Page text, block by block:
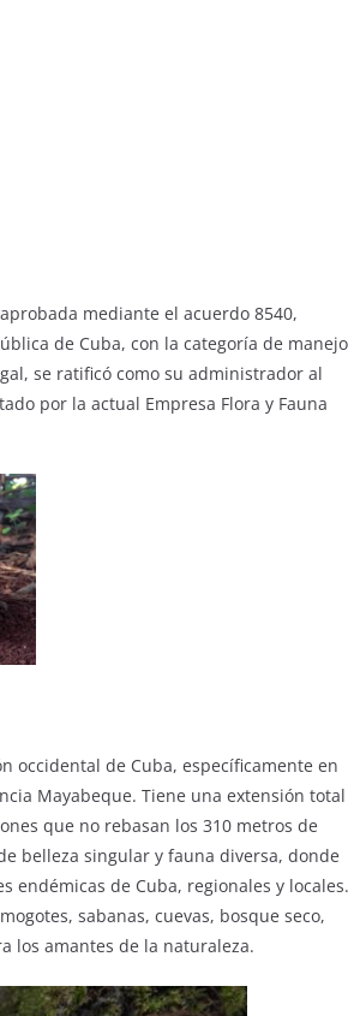
mediante el acuerdo 8540,
de Cuba, con la categoría de manejo
se ratificó como su administrador al
por la actual Empresa Flora y Fauna
occidental de Cuba, específicamente en
Mayabeque. Tiene una extensión total
que no rebasan los 310 metros de
belleza singular y fauna diversa, donde
endémicas de Cuba, regionales y locales.
sabanas, cuevas, bosque seco,
los amantes de la naturaleza.